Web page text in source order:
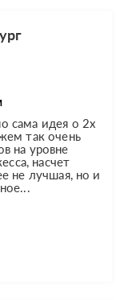
сама идея о 2х
так очень
на уровне
насчет
не лучшая, но и